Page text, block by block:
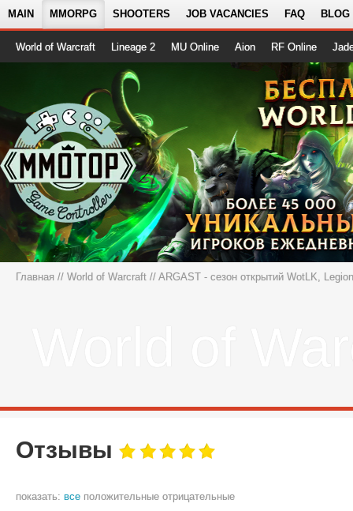
MAIN MMORPG SHOOTERS JOB VACANCIES FAQ BLOG
World of Warcraft Lineage 2 MU Online Aion RF Online
Главная // World of Warcraft // ARGAST - сезон открытий WotLK,
Отзывы
показать: все положительные отрицательные